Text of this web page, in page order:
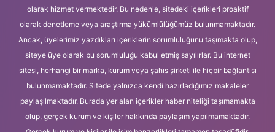
olarak hizmet vermektedir. Bu nedenle, sitedeki içerikleri proaktif
olarak denetleme veya araştırma yükümlülüğümüz bulunmamaktadır.
Ancak, üyelerimiz yazdıkları içeriklerin sorumluluğunu taşımakta olup,
siteye üye olarak bu sorumluluğu kabul etmiş sayılırlar. Bu internet
sitesi, herhangi bir marka, kurum veya şahıs şirketi ile hiçbir bağlantısı
bulunmamaktadır. Sitede yalnızca kendi hazırladığımız makaleler
paylaşılmaktadır. Burada yer alan içerikler haber niteliği taşımamakta
olup, gerçek kurum ve kişiler hakkında paylaşım yapılmamaktadır.